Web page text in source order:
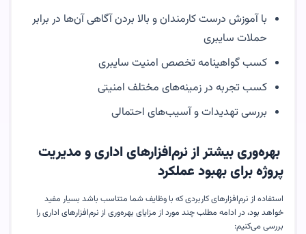
با آموزش درست کارمندان و بالا بردن آگاهی آن‌ها در برابر
حملات سایبری
کسب گواهینامه تخصص امنیت سایبری
کسب تجربه در زمینه‌های مختلف امنیتی
بررسی تهدیدات و آسیب‌های احتمالی
بهره‌وری بیشتر از نرم‌افزارهای اداری و مدیریت
پروژه برای بهبود عملکرد
استفاده از نرم‌افزار‌های کاربردی که با وظایف شما متناسب باشد بسیار مفید
خواهد بود، در ادامه مطلب چند مورد از مزایای بهره‌وری از نرم‌افزار‌های اداری را
بررسی می‌کنیم: